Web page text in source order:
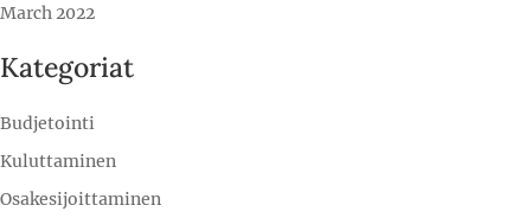
March 2022
Kategoriat
Budjetointi
Kuluttaminen
Osakesijoittaminen